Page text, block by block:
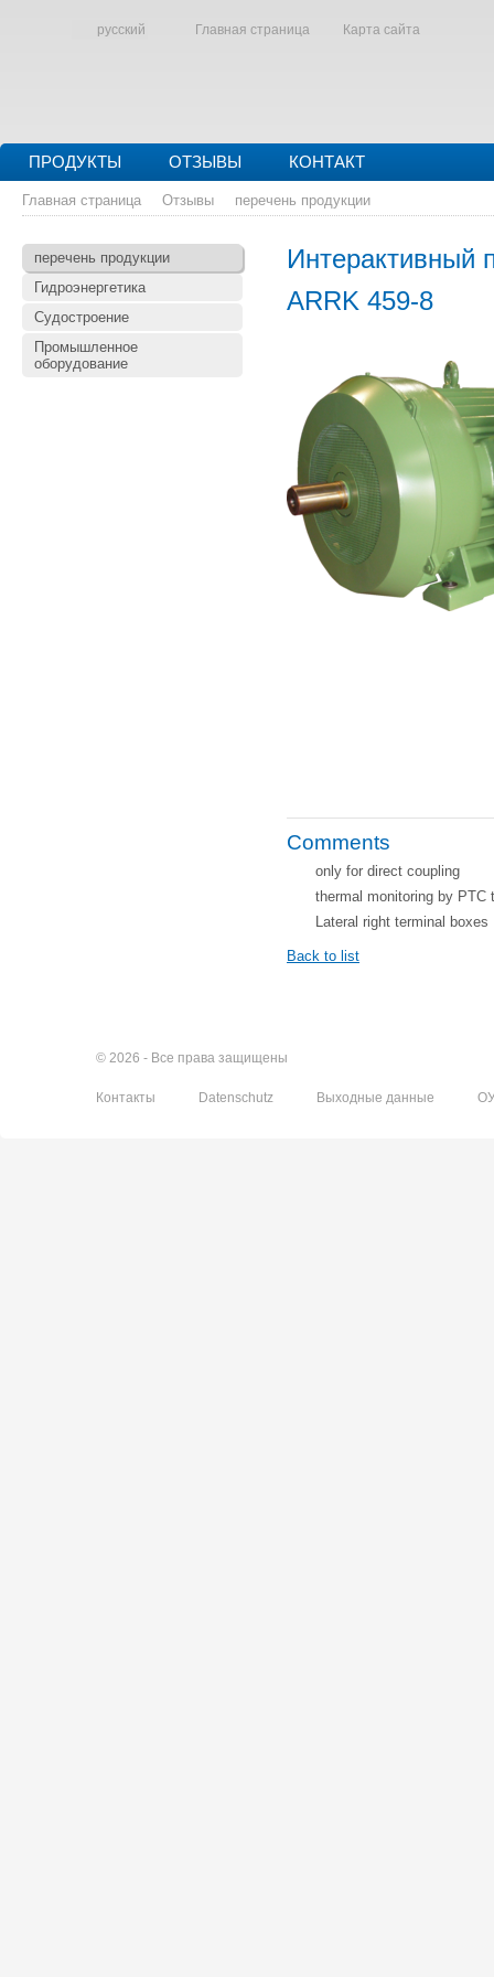
русский Главная страница Карта сайта
ПРОДУКТЫ ОТЗЫВЫ КОНТАКТ
Главная страница Отзывы перечень продукции
перечень продукции
Гидроэнергетика
Судостроение
Промышленное
оборудование
Интерактивный
ARRK 459-8
Comments
only for direct coupling
thermal monitoring by PTC
Lateral right terminal boxes
Back to list
© 2026 - Все права защищены
Контакты Datenschutz Выходные данные